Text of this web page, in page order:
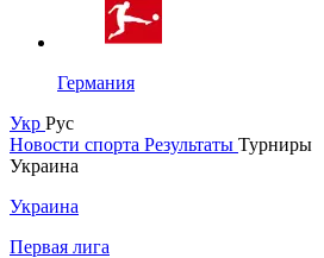
Германия
Укр Рус
Новости спорта Результаты Турниры
Украина
Украина
Первая лига